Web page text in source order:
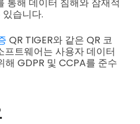
통해 데이터 침해와 잠재적
습니다.
QR TIGER와 같은 QR 코
프트웨어는 사용자 데이터
해 GDPR 및 CCPA를 준수